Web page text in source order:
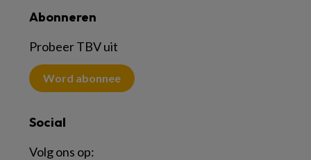
Abonneren
Probeer TBV uit
Word abonnee
Social
Volg ons op: